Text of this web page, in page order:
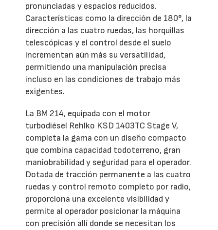
pronunciadas y espacios reducidos.
Características como la dirección de 180°, la
dirección a las cuatro ruedas, las horquillas
telescópicas y el control desde el suelo
incrementan aún más su versatilidad,
permitiendo una manipulación precisa
incluso en las condiciones de trabajo más
exigentes.
La BM 214, equipada con el motor
turbodiésel Rehlko KSD 1403TC Stage V,
completa la gama con un diseño compacto
que combina capacidad todoterreno, gran
maniobrabilidad y seguridad para el operador.
Dotada de tracción permanente a las cuatro
ruedas y control remoto completo por radio,
proporciona una excelente visibilidad y
permite al operador posicionar la máquina
con precisión allí donde se necesitan los